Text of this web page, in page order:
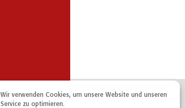
Wir verwenden Cookies, um unsere Website und unseren
Service zu optimieren.